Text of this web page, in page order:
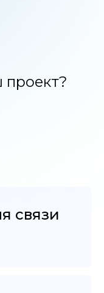
проект?
связи